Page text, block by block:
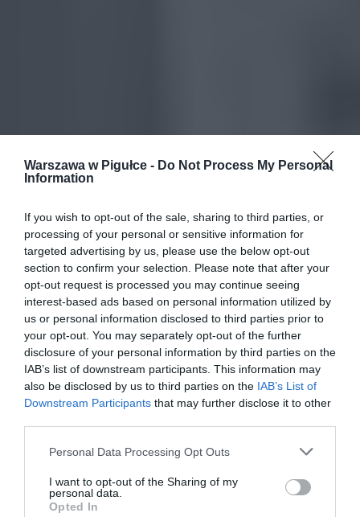
Warszawa w Pigułce - Do Not Process My Personal
Information
If you wish to opt-out of the sale, sharing to third parties, or
processing of your personal or sensitive information for
targeted advertising by us, please use the below opt-out
section to confirm your selection. Please note that after your
opt-out request is processed you may continue seeing
interest-based ads based on personal information utilized by
us or personal information disclosed to third parties prior to
your opt-out. You may separately opt-out of the further
disclosure of your personal information by third parties on the
IAB’s list of downstream participants. This information may
also be disclosed by us to third parties on the IAB’s List of
Downstream Participants that may further disclose it to other
Personal Data Processing Opt Outs
I want to opt-out of the Sharing of my
personal data.
Opted In